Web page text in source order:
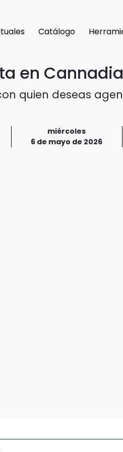
Catálogo
en Cannadia
quien deseas
miércoles
6 de mayo de 2026